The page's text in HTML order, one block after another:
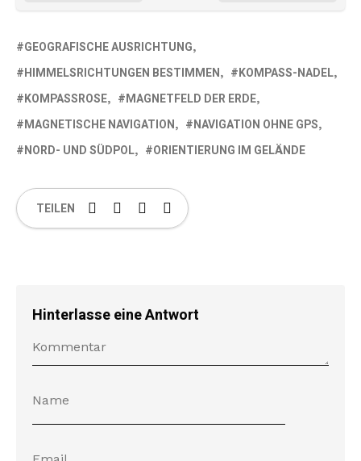
GEOGRAFISCHE AUSRICHTUNG
HIMMELSRICHTUNGEN BESTIMMEN
KOMPASS-NADEL
KOMPASSROSE
MAGNETFELD DER ERDE
MAGNETISCHE NAVIGATION
NAVIGATION OHNE GPS
NORD- UND SÜDPOL
ORIENTIERUNG IM GELÄNDE
TEILEN
Hinterlasse eine Antwort